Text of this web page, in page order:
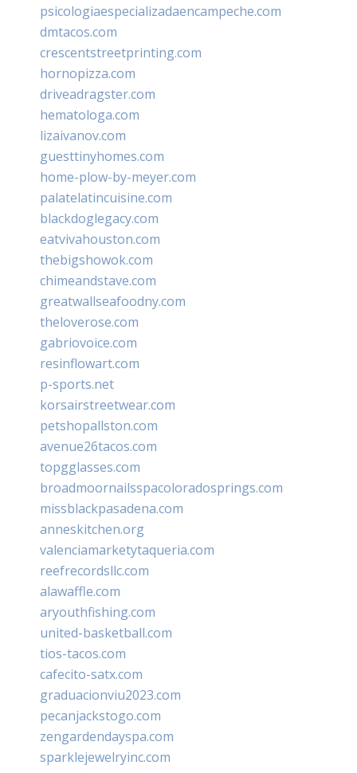
psicologiaespecializadaencampeche.com
dmtacos.com
crescentstreetprinting.com
hornopizza.com
driveadragster.com
hematologa.com
lizaivanov.com
guesttinyhomes.com
home-plow-by-meyer.com
palatelatincuisine.com
blackdoglegacy.com
eatvivahouston.com
thebigshowok.com
chimeandstave.com
greatwallseafoodny.com
theloverose.com
gabriovoice.com
resinflowart.com
p-sports.net
korsairstreetwear.com
petshopallston.com
avenue26tacos.com
topgglasses.com
broadmoornailsspacoloradosprings.com
missblackpasadena.com
anneskitchen.org
valenciamarketytaqueria.com
reefrecordsllc.com
alawaffle.com
aryouthfishing.com
united-basketball.com
tios-tacos.com
cafecito-satx.com
graduacionviu2023.com
pecanjackstogo.com
zengardendayspa.com
sparklejewelryinc.com